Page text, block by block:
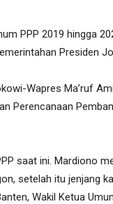
PPP 2019 hingga
Presiden
Wapres Ma’ruf
Perencanaan
saat ini. Mardiono
setelah itu jenjang
Wakil Ketua